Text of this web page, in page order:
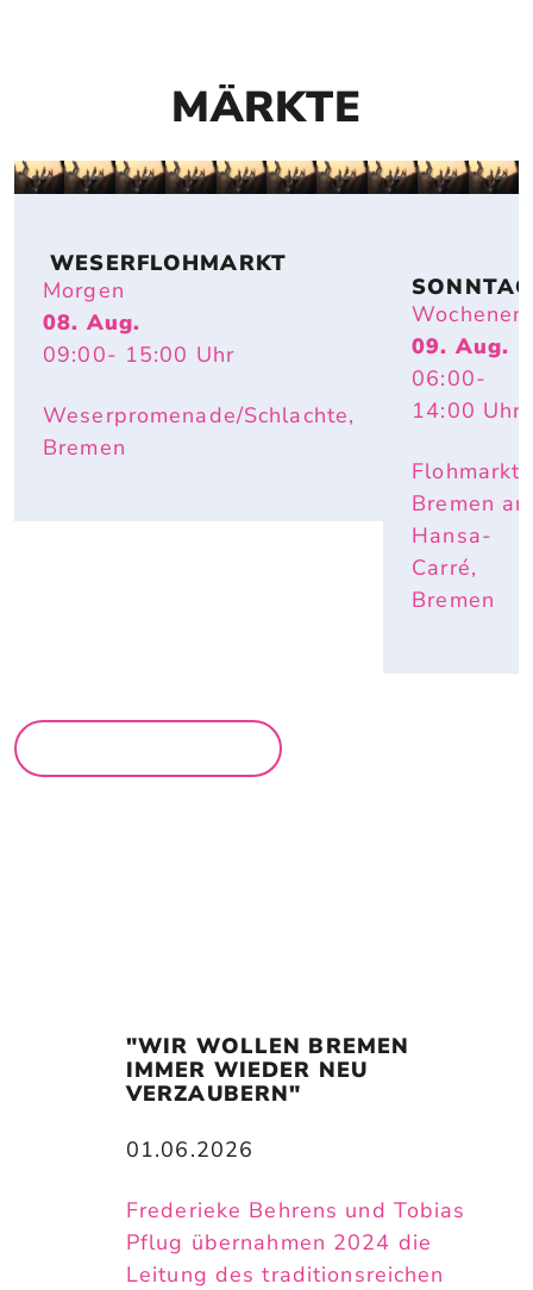
MÄRKTE
WESERFLOHMARKT
Morgen
08. Aug.
09:00- 15:00 Uhr
Weserpromenade/Schlachte,
Bremen
T
09. Aug.
06:00-
14:00 Uhr
Flohmarkt
Bremen
Hansa-
Carré,
Bremen
"WIR WOLLEN BREMEN
IMMER WIEDER NEU
VERZAUBERN"
01.06.2026
Frederieke Behrens und Tobias
Pflug übernahmen 2024 die
Leitung des traditionsreichen